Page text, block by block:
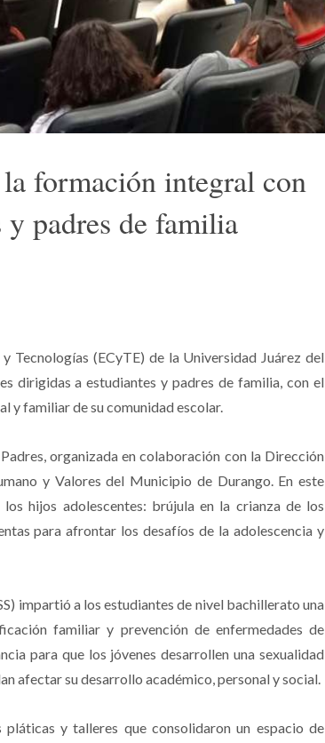
formación integral con
y padres de familia
Tecnologías (ECyTE) de la Universidad Juárez del
dirigidas a estudiantes y padres de familia, con el
y familiar de su comunidad escolar.
organizada en colaboración con la Dirección
y Valores del Municipio de Durango. En este
hijos adolescentes: brújula en la crianza de los
para afrontar los desafíos de la adolescencia y
impartió a los estudiantes de nivel bachillerato una
familiar y prevención de enfermedades de
para que los jóvenes desarrollen una sexualidad
afectar su desarrollo académico, personal y social.
y talleres que consolidaron un espacio de